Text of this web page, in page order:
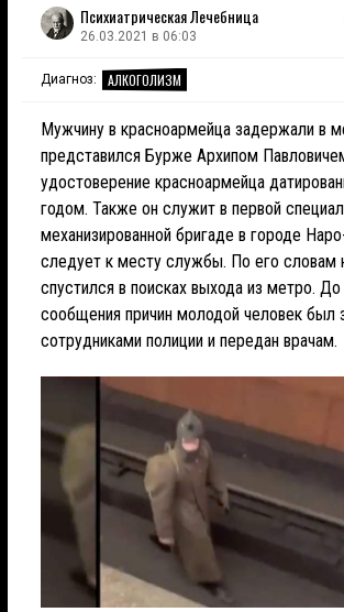
Психиатрическая Лечебница
26.03.2021 в 06:03
Диагноз: АЛКОГОЛИЗМ
Мужчину в красноармейца задержали в
представился Бурже Архипом
удостоверение красноармейца
годом. Также он служит в первой
механизированной бригаде в городе
следует к месту службы. По его словам
спустился в поисках выхода из метро.
сообщения причин молодой человек был
сотрудниками полиции и передан врачам.